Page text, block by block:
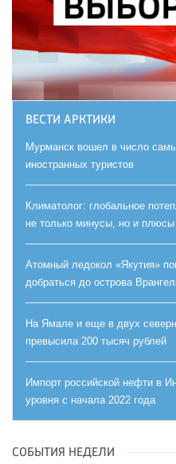
ВЕСТИ АРКТИКИ
Мурманск вошел в число
иностранных туристов
Климатолог: глобальное
не только минусы, но и плюсы
Атомный ледокол «Якутия»
добраться до острова
На Ямале и еще в двух
превысила 200 тысяч рублей
Импорт российской нефти в
уровня с начала 2022 года
СОБЫТИЯ НЕДЕЛИ